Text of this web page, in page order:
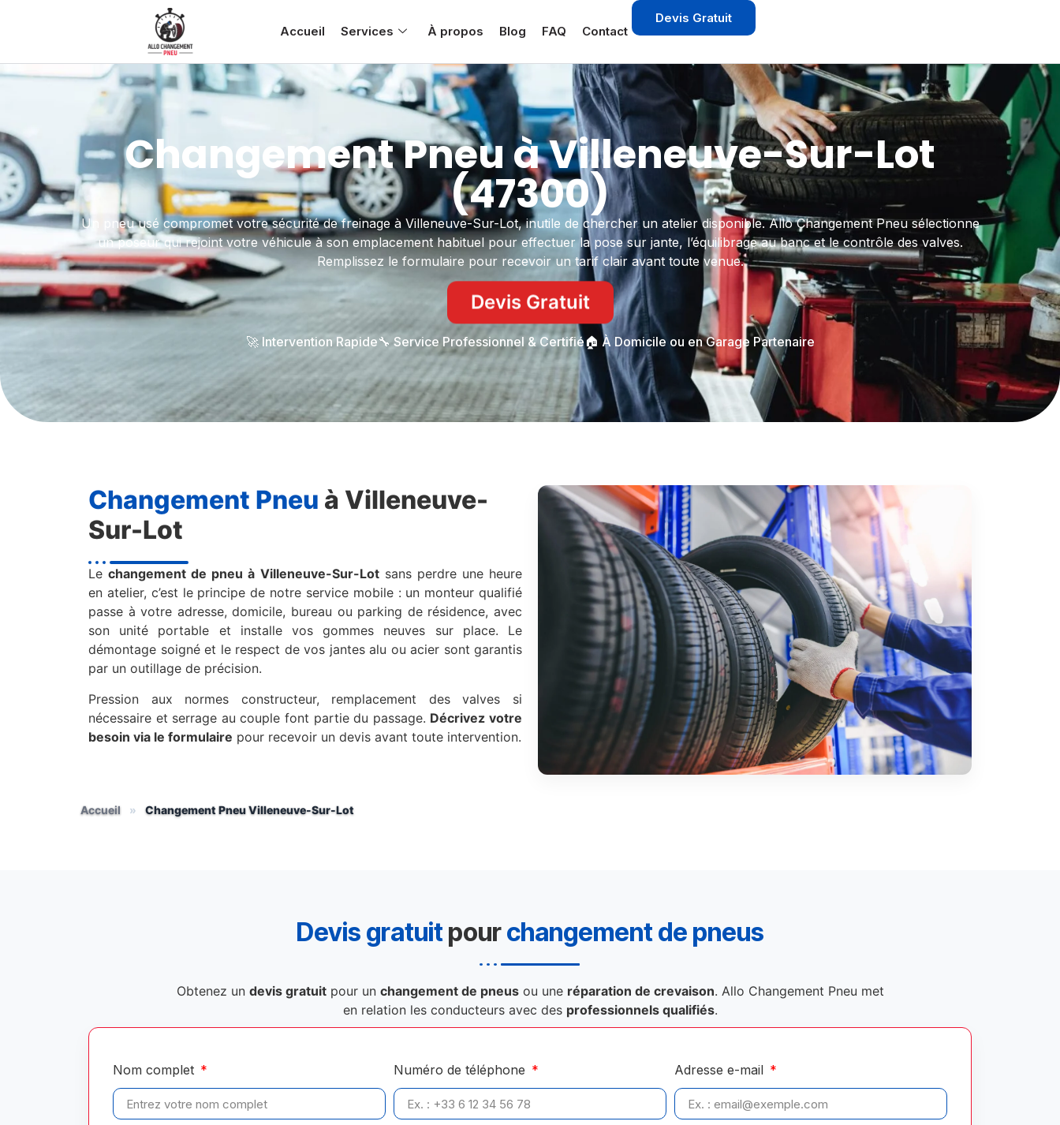
Accueil Services À propos Blog FAQ Contact
Devis Gratuit
Changement Pneu à Villeneuve-Sur-Lot
(47300)
Un pneu usé compromet votre sécurité de freinage à Villeneuve-Sur-Lot, inutile de chercher un atelier disponible. Allo Changement Pneu sélectionne
un poseur qui rejoint votre véhicule à son emplacement habituel pour effectuer la pose sur jante, l’équilibrage au banc et le contrôle des valves.
Remplissez le formulaire pour recevoir un tarif clair avant toute venue.
Devis Gratuit
🚀 Intervention Rapide🔧 Service Professionnel & Certifié🏠 À Domicile ou en Garage Partenaire
Changement Pneu à Villeneuve-
Sur-Lot
Lechangement de pneu à Villeneuve-Sur-Lotsans perdre une heure
en atelier, c’est le principe de notre service mobile : un monteur qualifié
passe à votre adresse, domicile, bureau ou parking de résidence, avec
son unité portable et installe vos gommes neuves sur place. Le
démontage soigné et le respect de vos jantes alu ou acier sont garantis
par un outillage de précision.
Pression aux normes constructeur, remplacement des valves si
nécessaire et serrage au couple font partie du passage. Décrivez votre
besoin via le formulaire pour recevoir un devis avant toute intervention.
Accueil » Changement Pneu Villeneuve-Sur-Lot
Devis gratuitpourchangement de pneus
Obtenez un devis gratuitpour un changement de pneusou une réparation de crevaison. Allo Changement Pneu met
en relation les conducteurs avec des professionnels qualifiés.
Nom complet Numéro de téléphone Adresse e-mail